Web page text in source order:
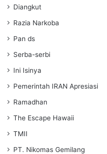
Diangkut
Razia Narkoba
Pan ds
Serba-serbi
Ini Isinya
Pemerintah IRAN Apresiasi
Ramadhan
The Escape Hawaii
TMII
PT. Nikomas Gemilang